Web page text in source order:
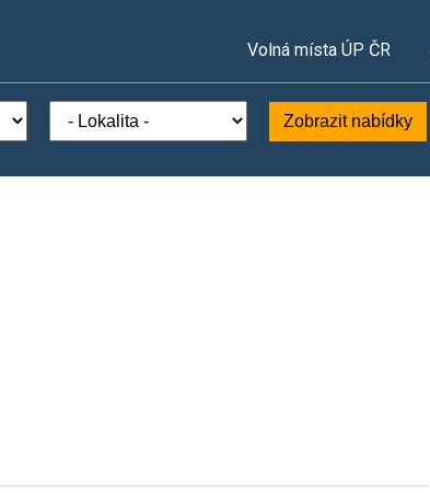
Volná místa ÚP ČR
Zobrazit nabídky